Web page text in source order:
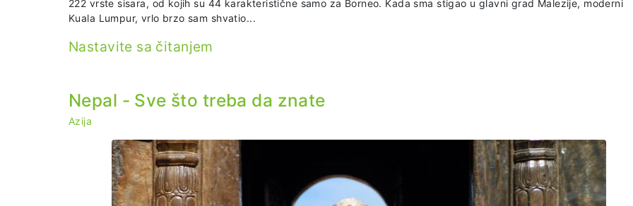
222 vrste sisara, od kojih su 44 karakteristične samo za Borneo. Kada sma stigao u glavni grad Malezije, moderni
Kuala Lumpur, vrlo brzo sam shvatio...
Nastavite sa čitanjem
Nepal - Sve što treba da znate
Azija